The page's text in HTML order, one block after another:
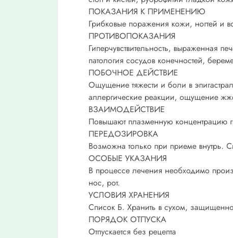
ПОКАЗАНИЯ К ПРИМЕНЕНИЮ
Грибковые поражения кожи, ногтей и
ПРОТИВОПОКАЗАНИЯ
Гиперчувствительность, выраженная
патология сосудов конечностей,
ПОБОЧНОЕ ДЕЙСТВИЕ
Ощущение тяжести и боли в
аллергические реакции, ощущение
ВЗАИМОДЕЙСТВИЕ
Повышают плазменную концентрацию
ПЕРЕДОЗИРОВКА
Возможна только при приеме внутрь.
ОСОБЫЕ УКАЗАНИЯ
В процессе лечения необходимо
нос, рот.
УСЛОВИЯ ХРАНЕНИЯ
Список Б. Хранить в сухом,
ПОРЯДОК ОТПУСКА
Отпускается без рецепта